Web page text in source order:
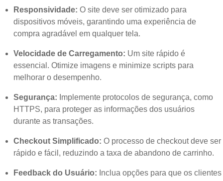
Responsividade: O site deve ser otimizado para
dispositivos móveis, garantindo uma experiência de
compra agradável em qualquer tela.
Velocidade de Carregamento: Um site rápido é
essencial. Otimize imagens e minimize scripts para
melhorar o desempenho.
Segurança: Implemente protocolos de segurança, como
HTTPS, para proteger as informações dos usuários
durante as transações.
Checkout Simplificado: O processo de checkout deve ser
rápido e fácil, reduzindo a taxa de abandono de carrinho.
Feedback do Usuário: Inclua opções para que os clientes